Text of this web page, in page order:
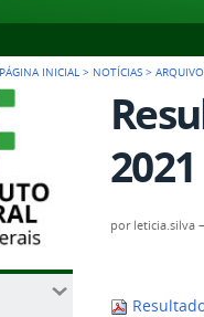
PÁGINA INICIAL > NOTÍCIAS >
2021
por leticia.silva